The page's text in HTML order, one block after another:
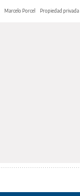
Marcelo Porcel Propiedad privada